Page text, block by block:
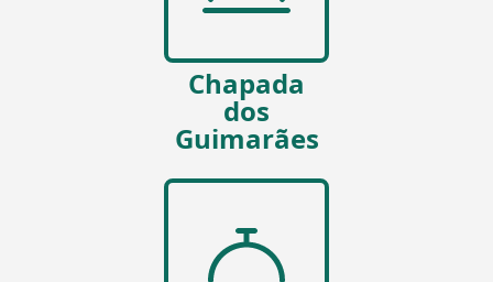
Chapada
dos
Guimarães